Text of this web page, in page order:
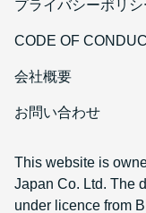
プライバシーポリシ
CODE OF
会社概要
お問い合わせ
This website is
Japan Co. Ltd. The
under licence from